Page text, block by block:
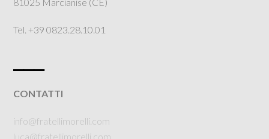
Tel. +39 0823.28.10.01
CONTATTI
info@fratellimorelli.com
luca@fratellimorelli.com